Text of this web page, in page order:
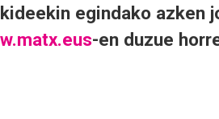
egindako azken
-en duzue